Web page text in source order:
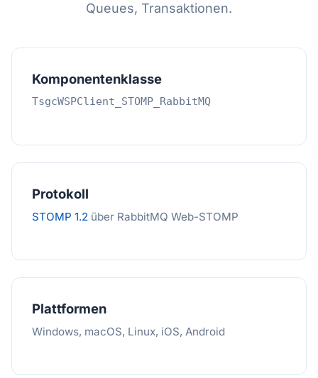
Queues, Transaktionen.
Komponentenklasse
TsgcWSPClient_STOMP_RabbitMQ
Protokoll
STOMP 1.2 über RabbitMQ Web-STOMP
Plattformen
Windows, macOS, Linux, iOS, Android